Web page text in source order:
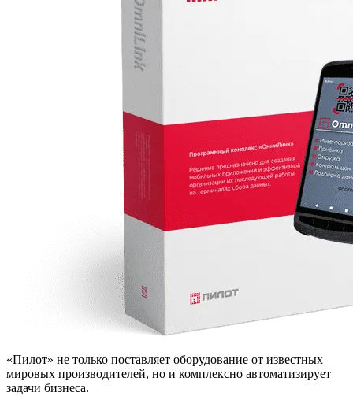
«Пилот» не только поставляет оборудование от известных
мировых производителей, но и комплексно автоматизирует
задачи бизнеса.